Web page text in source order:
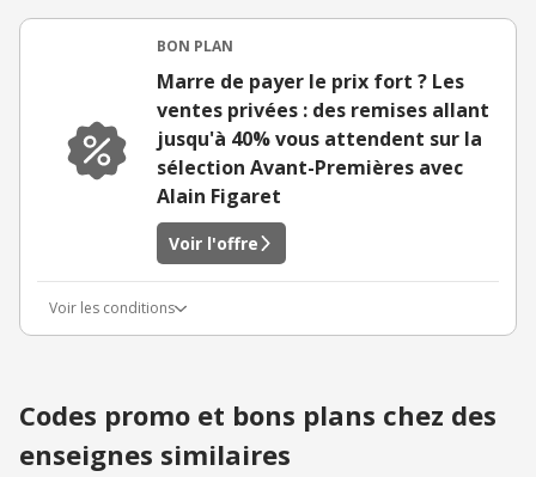
BON PLAN
Marre de payer le prix fort ? Les
ventes privées : des remises allant
jusqu'à 40% vous attendent sur la
sélection Avant-Premières avec
Alain Figaret
Voir l'offre
Voir les conditions
Codes promo et bons plans chez des
enseignes similaires